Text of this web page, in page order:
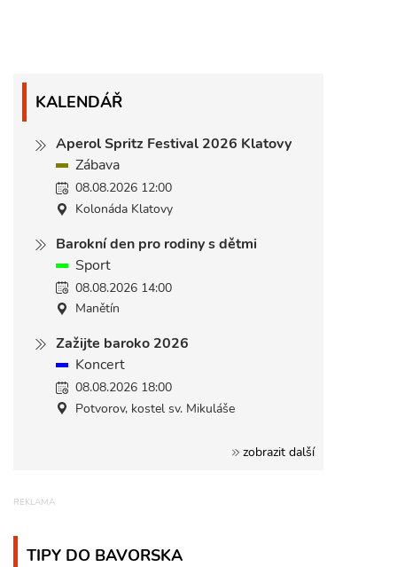
KALENDÁŘ
Aperol Spritz Festival 2026 Klatovy
Zábava
08.08.2026 12:00
Kolonáda Klatovy
Barokní den pro rodiny s dětmi
Sport
08.08.2026 14:00
Manětín
Zažijte baroko 2026
Koncert
08.08.2026 18:00
Potvorov, kostel sv. Mikuláše
zobrazit další
TIPY DO BAVORSKA